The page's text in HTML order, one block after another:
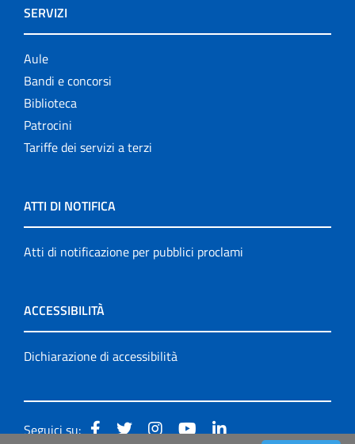
SERVIZI
Aule
Bandi e concorsi
Biblioteca
Patrocini
Tariffe dei servizi a terzi
ATTI DI NOTIFICA
Atti di notificazione per pubblici proclami
ACCESSIBILITÀ
Dichiarazione di accessibilità
Seguici su: